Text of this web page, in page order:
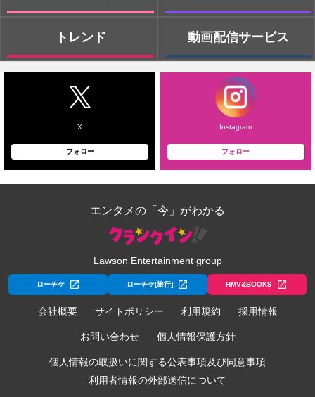
トレンド 動画配信サービス
X
フォロー
Instagram
フォロー
エンタメの「今」がわかる
Lawson Entertainment group
ローチケ ローチケ[旅行] HMV&BOOKS
会社概要 サイトポリシー 利用規約 採用情報
お問い合わせ 個人情報保護方針
個人情報の取扱いに関する公表事項及び同意事項
利用者情報の外部送信について